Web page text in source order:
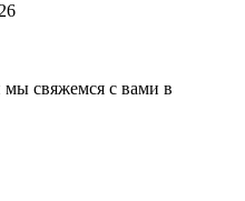
свяжемся с вами в